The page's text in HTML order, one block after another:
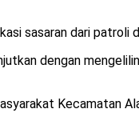
sasaran dari
dengan
Kecamatan